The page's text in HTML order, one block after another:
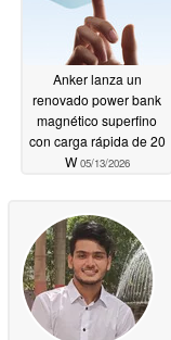
Anker lanza un
renovado power bank
magnético superfino
con carga rápida de 20
W05/13/2026